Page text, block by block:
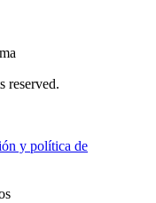
reserved.
y política de